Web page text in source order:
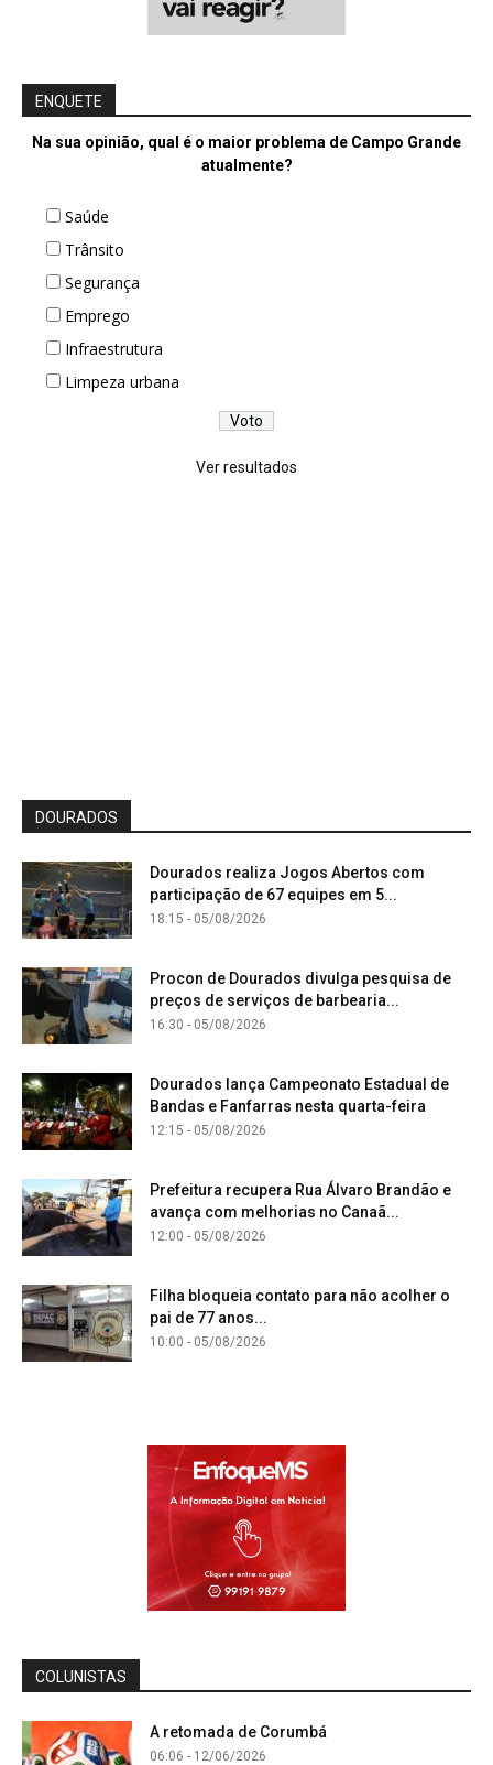
ENQUETE
Na sua opinião, qual é o maior problema de Campo Grande
atualmente?
Saúde
Trânsito
Segurança
Emprego
Infraestrutura
Limpeza urbana
Ver resultados
DOURADOS
Dourados realiza Jogos Abertos com
participação de 67 equipes em 5...
18:15 - 05/08/2026
Procon de Dourados divulga pesquisa de
preços de serviços de barbearia...
16:30 - 05/08/2026
Dourados lança Campeonato Estadual de
Bandas e Fanfarras nesta quarta-feira
12:15 - 05/08/2026
Prefeitura recupera Rua Álvaro Brandão e
avança com melhorias no Canaã...
12:00 - 05/08/2026
Filha bloqueia contato para não acolher o
pai de 77 anos...
10:00 - 05/08/2026
COLUNISTAS
A retomada de Corumbá
06:06 - 12/06/2026